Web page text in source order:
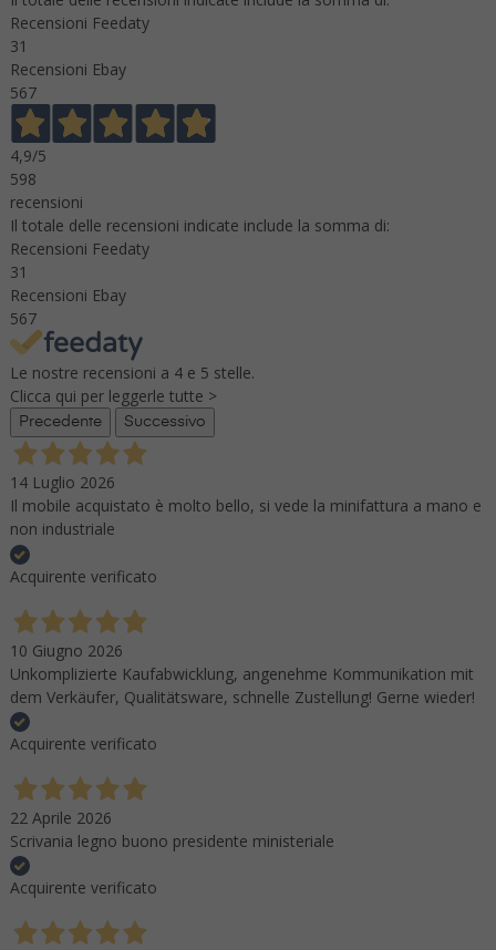
Recensioni Feedaty
31
Recensioni Ebay
567
4,9/5
598
recensioni
Il totale delle recensioni indicate include la somma di:
Recensioni Feedaty
31
Recensioni Ebay
567
Le nostre recensioni a 4 e 5 stelle.
Clicca qui per leggerle tutte >
Precedente Successivo
14 Luglio 2026
Il mobile acquistato è molto bello, si vede la minifattura a mano e
non industriale
Acquirente verificato
10 Giugno 2026
Unkomplizierte Kaufabwicklung, angenehme Kommunikation mit
dem Verkäufer, Qualitätsware, schnelle Zustellung! Gerne wieder!
Acquirente verificato
22 Aprile 2026
Scrivania legno buono presidente ministeriale
Acquirente verificato